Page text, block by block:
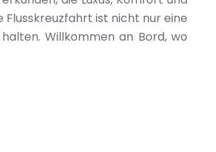
Flusskreuzfahrt ist nicht nur eine
Willkommen an Bord, wo